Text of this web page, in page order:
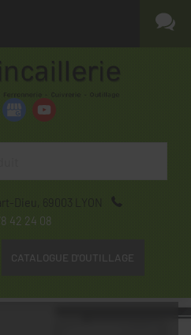
Dieu, 69003
LYON
42 24 08
CATALOGUE D'OUTILLAGE